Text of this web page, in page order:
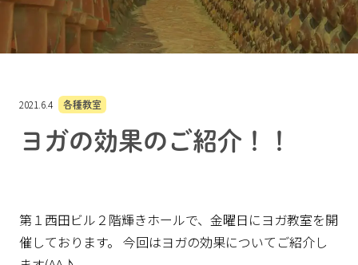
2021.6.4 各種教室
ヨガの効果のご紹介！！
第１西田ビル２階輝きホールで、金曜日にヨガ教室を開
催しております。 今回はヨガの効果についてご紹介し